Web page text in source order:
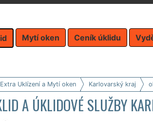
Mytí oken Ceník úklidu
Extra Uklízení a Mytí oken Karlovarský kraj
A ÚKLIDOVÉ SLUŽBY